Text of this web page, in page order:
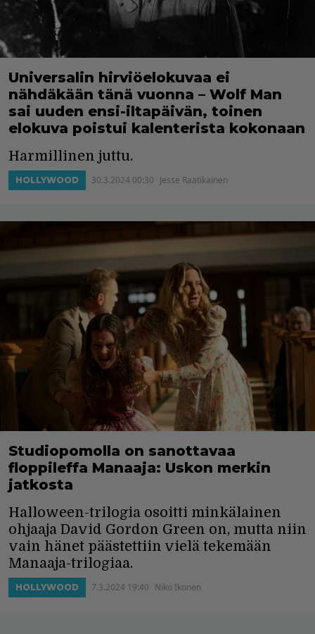
Universalin hirviöelokuvaa ei
nähdäkään tänä vuonna – Wolf Man
sai uuden ensi-iltapäivän, toinen
elokuva poistui kalenterista kokonaan
Harmillinen juttu.
HOLLYWOOD 30.3.2024 00:30 Jesse Raatikainen
Studiopomolla on sanottavaa
floppileffa Manaaja: Uskon merkin
jatkosta
Halloween-trilogia osoitti minkälainen
ohjaaja David Gordon Green on, mutta niin
vain hänet päästettiin vielä tekemään
Manaaja-trilogiaa.
HOLLYWOOD 7.3.2024 19:40 Niko Ikonen